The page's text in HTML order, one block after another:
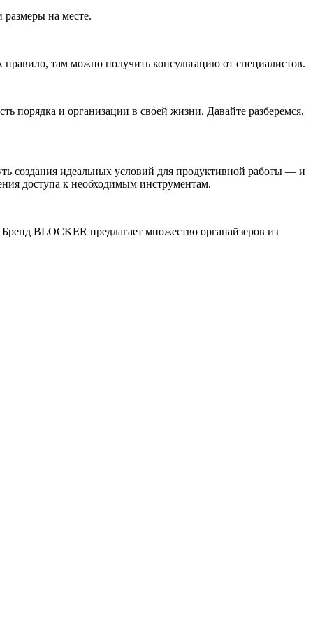
на месте.
там можно получить консультацию от специалистов.
и организации в своей жизни. Давайте разберемся,
создания идеальных условий для продуктивной работы — и
доступа к необходимым инструментам.
BLOCKER предлагает множество органайзеров из